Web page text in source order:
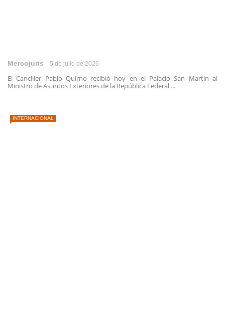
Mercojuris 5 de julio de 2026
El Canciller Pablo Quirno recibió hoy en el Palacio San Martín al
Ministro de Asuntos Exteriores de la República Federal ...
INTERNACIONAL